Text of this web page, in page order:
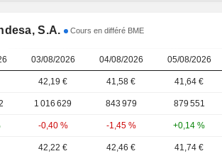
S.A. Cours en différé BME
03/08/2026 04/08/2026 05/08/2026
42,19 € 41,58 € 41,64 €
1 016 629 843 979 879 551
-0,40 % -1,45 % +0,14 %
42,22 € 42,46 € 41,74 €